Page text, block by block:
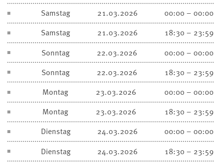
Samstag
21.03.2026
00:00 – 00:00
Samstag
21.03.2026
18:30 – 23:59
Sonntag
22.03.2026
00:00 – 00:00
Sonntag
22.03.2026
18:30 – 23:59
Montag
23.03.2026
00:00 – 00:00
Montag
23.03.2026
18:30 – 23:59
Dienstag
24.03.2026
00:00 – 00:00
Dienstag
24.03.2026
18:30 – 23:59